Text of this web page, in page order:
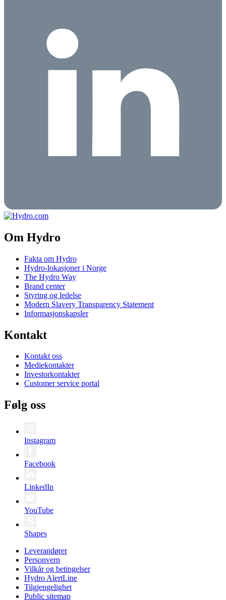
Om Hydro
Fakta om Hydro
Hydro-lokasjoner i Norge
The Hydro Way
Brand center
Styring og ledelse
Modern Slavery Transparency Statement
Informasjonskapsler
Kontakt
Kontakt oss
Mediekontakter
Investorkontakter
Customer service portal
Følg oss
Instagram
Facebook
LinkedIn
YouTube
Shapes
Leverandører
Personvern
Vilkår og betingelser
Hydro AlertLine
Tilgjengelighet
Public sitemap